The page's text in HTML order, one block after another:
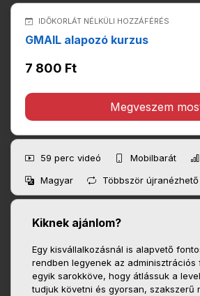
IDŐKORLÁT NÉLKÜLI HOZZÁFÉRÉS
GMAIL alapozó kurzus
7 800 Ft
Megveszem
59 perc videó Mobilbarát
Magyar
Többször újranézhető
Kiknek ajánlom?
Egy kisvállalkozásnál is alapvető
rendben legyenek az adminisztrációs
egyik sarokköve, hogy átlássuk a
tudjuk követni és gyorsan, szakszerű